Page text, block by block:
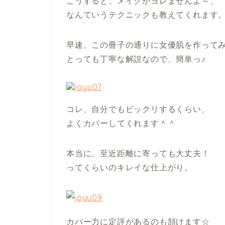
なんていうテクニックも教えてくれます。
早速、この冊子の通りに女優肌を作って
とっても丁寧な解説なので、簡単っ♪
コレ、自分でもビックリするくらい、
よくカバーしてくれます＾＾
本当に、至近距離に寄っても大丈夫！
ってくらいのキレイな仕上がり。
カバー力に定評があるのも頷けます☆